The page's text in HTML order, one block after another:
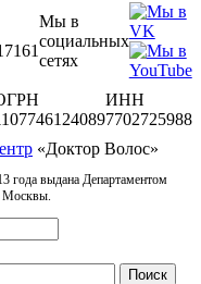
Мы в
социальных
сетях
ИНН
7702725988
«Доктор Волос»
года выдана Департаментом
Москвы.